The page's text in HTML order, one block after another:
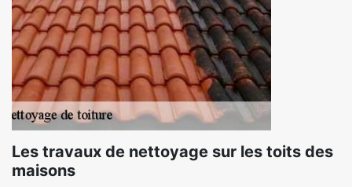
Les travaux de nettoyage sur les toits des
maisons